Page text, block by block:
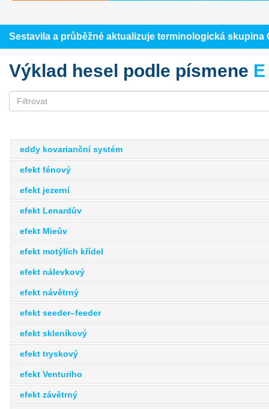
Sestavila a průběžné aktualizuje terminologická
Výklad hesel podle písmene E
eddy kovarianční systém
efekt fénový
efekt jezerní
efekt Lenardův
efekt Mieův
efekt motýlích křídel
efekt nálevkový
efekt návětrný
efekt seeder–feeder
efekt skleníkový
efekt tryskový
efekt Venturiho
efekt závětrný